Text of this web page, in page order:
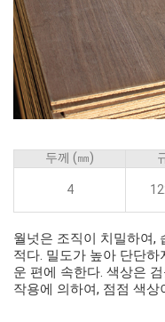
두께 (㎜)
4
월넛은 조직이 치밀하여,
적다. 밀도가 높아 단단
운 편에 속한다. 색상은
작용에 의하여, 점점 색